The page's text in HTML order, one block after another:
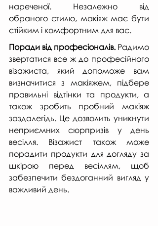
нареченої. Незалежно від
обраного стилю, макіяж має бути
стійким і комфортним для вас.
Поради від професіоналів. Радимо
звертатися все ж до професійного
візажиста, який допоможе вам
визначитися з макіяжем, підбере
правильні відтінки та продукти, а
також зробить пробний макіяж
заздалегідь. Це дозволить уникнути
неприємних сюрпризів у день
весілля. Візажист також може
порадити продукти для догляду за
шкірою перед весіллям, щоб
забезпечити бездоганний вигляд у
важливий день.